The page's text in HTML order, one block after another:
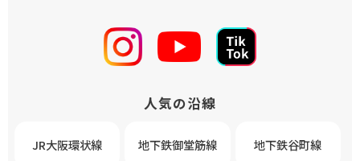
人気の沿線
JR大阪環状線 地下鉄御堂筋線 地下鉄谷町線